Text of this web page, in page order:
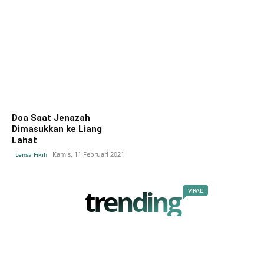
Doa Saat Jenazah
Dimasukkan ke Liang
Lahat
Lensa Fikih Kamis, 11 Februari 2021
trending VIRAL!